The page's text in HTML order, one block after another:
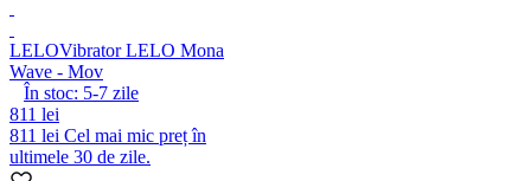
LELOVibrator LELO Mona
Wave - Mov
În stoc: 5-7 zile
811 lei
811 lei Cel mai mic preț în
ultimele 30 de zile.